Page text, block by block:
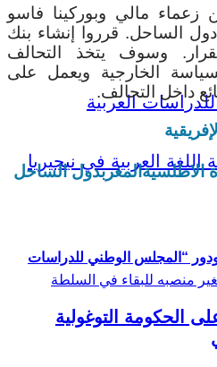
ودور “المجلس الوطني للدراسات
2024، أعلن زعماء مالي وبوركينا فاسو
الساحل. قرروا إنشاء بنك
وسوف يتخذ التحالف
الخارجية ويعمل على
داخل التحالف.
الاطلسيةالمغربدول الساحل
الحكومة التوغولية